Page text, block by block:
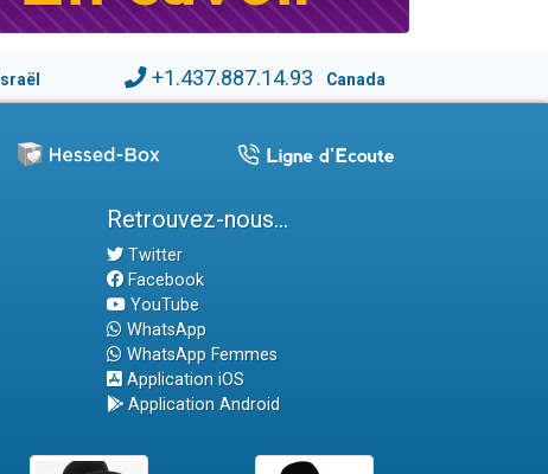
Israël +1.437.887.14.93 Canada
Retrouvez-nous...
Twitter
Facebook
YouTube
WhatsApp
WhatsApp Femmes
Application iOS
Application Android